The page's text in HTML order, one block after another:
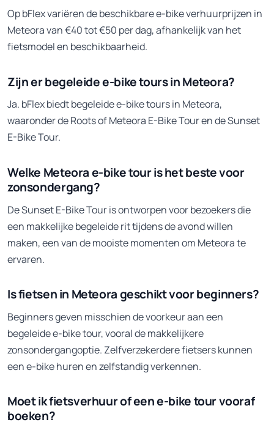
Op bFlex variëren de beschikbare e-bike verhuurprijzen in
Meteora van €40 tot €50 per dag, afhankelijk van het
fietsmodel en beschikbaarheid.
Zijn er begeleide e-bike tours in Meteora?
Ja. bFlex biedt begeleide e-bike tours in Meteora,
waaronder de Roots of Meteora E-Bike Tour en de Sunset
E-Bike Tour.
Welke Meteora e-bike tour is het beste voor
zonsondergang?
De Sunset E-Bike Tour is ontworpen voor bezoekers die
een makkelijke begeleide rit tijdens de avond willen
maken, een van de mooiste momenten om Meteora te
ervaren.
Is fietsen in Meteora geschikt voor beginners?
Beginners geven misschien de voorkeur aan een
begeleide e-bike tour, vooral de makkelijkere
zonsondergangoptie. Zelfverzekerdere fietsers kunnen
een e-bike huren en zelfstandig verkennen.
Moet ik fietsverhuur of een e-bike tour vooraf
boeken?